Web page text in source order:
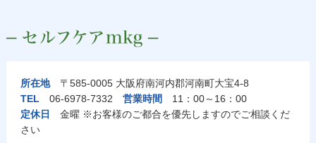
所在地〒585-0005 大阪府南河内郡河南町大宝4-8
TEL 06-6978-7332 営業時間11：00～16：00
定休日
金曜 ※お客様のご都合を優先しますのでご相談くだ
さい